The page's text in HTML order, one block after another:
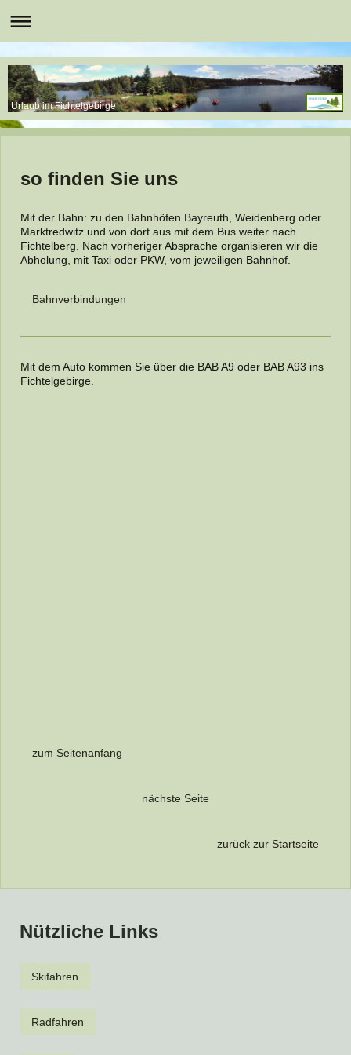
Urlaub im Fichtelgebirge
so finden Sie uns
Mit der Bahn: zu den Bahnhöfen Bayreuth, Weidenberg oder
Marktredwitz und von dort aus mit dem Bus weiter nach
Fichtelberg. Nach vorheriger Absprache organisieren wir die
Abholung, mit Taxi oder PKW, vom jeweiligen Bahnhof.
Bahnverbindungen
Mit dem Auto kommen Sie über die BAB A9 oder BAB A93 ins
Fichtelgebirge.
zum Seitenanfang
nächste Seite
zurück zur Startseite
Nützliche Links
Skifahren
Radfahren